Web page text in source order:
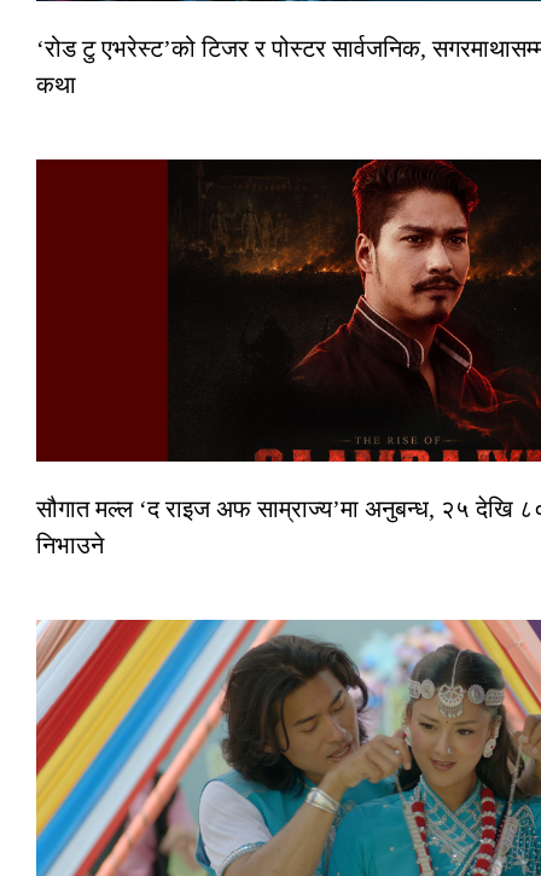
‘रोड टु एभरेस्ट’को टिजर र पोस्टर सार्वजनिक,
कथा
सौगात मल्ल ‘द राइज अफ साम्राज्य’मा अनुबन्ध, २५ देखि
निभाउने